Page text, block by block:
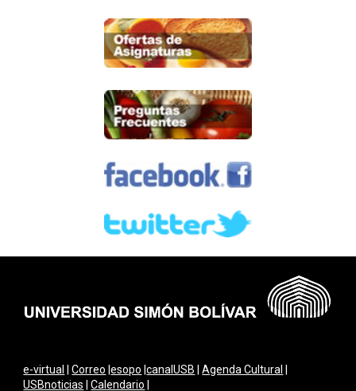
e-virtual |Correo |esopo |canalUSB |Agenda Cultural
USBnoticias |Calendario